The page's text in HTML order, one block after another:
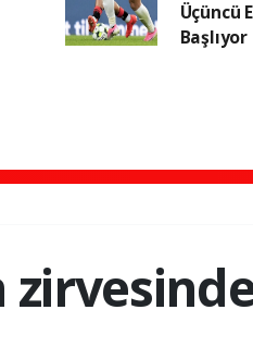
Üçüncü
Başlıyor